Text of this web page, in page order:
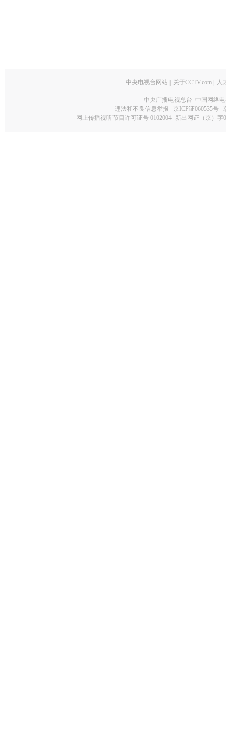
中央电视台网站 关于CCTV.com 人
中央广播电视总台 中国网络
违法和不良信息举报
京ICP证060535号
网上传播视听节目许可证号 0102004 新出网证（京）